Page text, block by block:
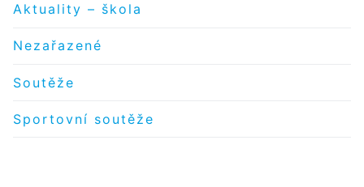
Aktuality – škola
Nezařazené
Soutěže
Sportovní soutěže